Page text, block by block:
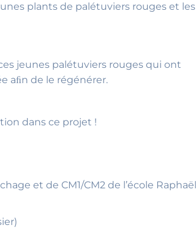
plants de palétuviers rouges et les
jeunes palétuviers rouges qui ont
aﬁn de le régénérer.
dans ce projet !
et de CM1/CM2 de l’école Raphaël